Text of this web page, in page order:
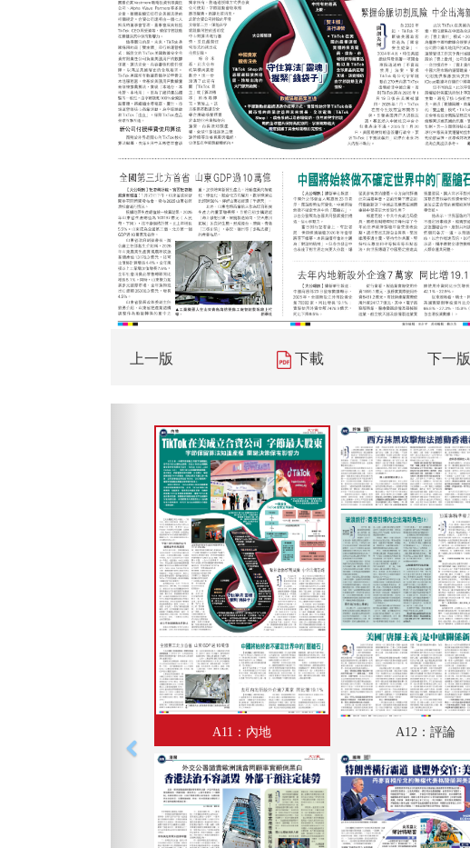
上一版 下載 下一版
A11：內地 A12：評論